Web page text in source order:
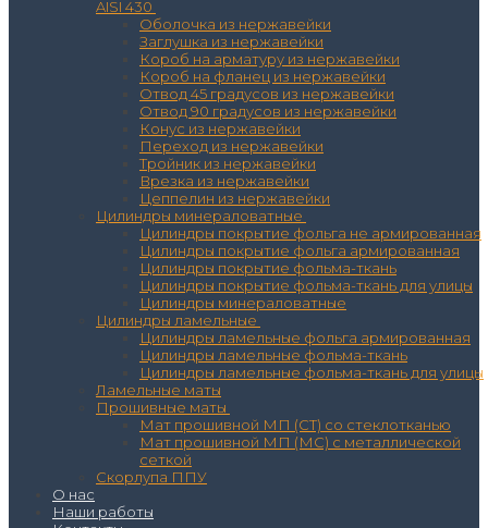
AISI 430
Оболочка из нержавейки
Заглушка из нержавейки
Короб на арматуру из нержавейки
Короб на фланец из нержавейки
Отвод 45 градусов из нержавейки
Отвод 90 градусов из нержавейки
Конус из нержавейки
Переход из нержавейки
Тройник из нержавейки
Врезка из нержавейки
Цеппелин из нержавейки
Цилиндры минераловатные
Цилиндры покрытие фольга не армированная
Цилиндры покрытие фольга армированная
Цилиндры покрытие фольма-ткань
Цилиндры покрытие фольма-ткань для улицы
Цилиндры минераловатные
Цилиндры ламельные
Цилиндры ламельные фольга армированная
Цилиндры ламельные фольма-ткань
Цилиндры ламельные фольма-ткань для улицы
Ламельные маты
Прошивные маты
Мат прошивной МП (СТ) со стеклотканью
Мат прошивной МП (МС) с металлической
сеткой
Скорлупа ППУ
О нас
Наши работы